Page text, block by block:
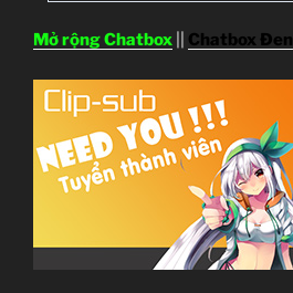
Mở rộng Chatbox Chatbox Đen